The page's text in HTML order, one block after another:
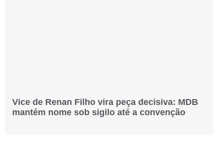
Vice de Renan Filho vira peça decisiva: MDB
mantém nome sob sigilo até a convenção